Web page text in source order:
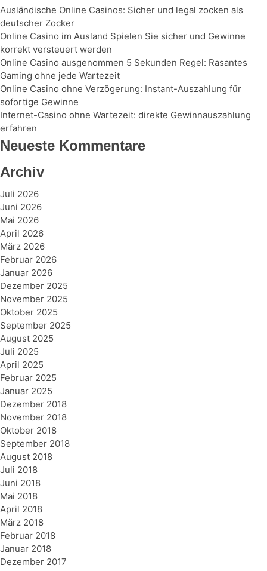
Ausländische Online Casinos: Sicher und legal zocken als
deutscher Zocker
Online Casino im Ausland Spielen Sie sicher und Gewinne
korrekt versteuert werden
Online Casino ausgenommen 5 Sekunden Regel: Rasantes
Gaming ohne jede Wartezeit
Online Casino ohne Verzögerung: Instant-Auszahlung für
sofortige Gewinne
Internet-Casino ohne Wartezeit: direkte Gewinnauszahlung
erfahren
Neueste Kommentare
Archiv
Juli 2026
Juni 2026
Mai 2026
April 2026
März 2026
Februar 2026
Januar 2026
Dezember 2025
November 2025
Oktober 2025
September 2025
August 2025
Juli 2025
April 2025
Februar 2025
Januar 2025
Dezember 2018
November 2018
Oktober 2018
September 2018
August 2018
Juli 2018
Juni 2018
Mai 2018
April 2018
März 2018
Februar 2018
Januar 2018
Dezember 2017